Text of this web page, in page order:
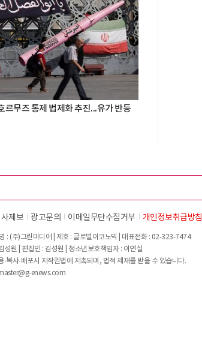
르무즈 통제 법제화 추진...유가 반등
제보 광고문의 이메일무단수집거부 개인정보취급방침
: (주)그린미디어 | 제호 : 글로벌이코노믹 | 대표전화 : 02-323-7474
원 | 편집인 : 김성원 | 청소년보호책임자 : 이연실
복사·배포시 저작권법에 저촉되며, 법적 제재를 받을 수 있습니다.
enews.com